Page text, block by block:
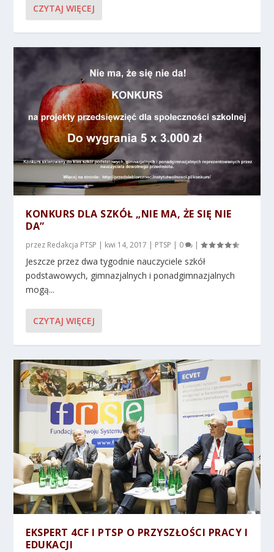
CZYTAJ WIĘCEJ
KONKURS DLA SZKÓŁ „NIE MA, ŻE SIĘ NIE
DA”
przez Redakcja PTSP | kwi 14, 2017 | PTSP | 0 |
Jeszcze przez dwa tygodnie nauczyciele szkół
podstawowych, gimnazjalnych i ponadgimnazjalnych
mogą...
CZYTAJ WIĘCEJ
EKSPERT 4CF I PTSP O PRZYSZŁOŚCI PRACY I
EDUKACJI